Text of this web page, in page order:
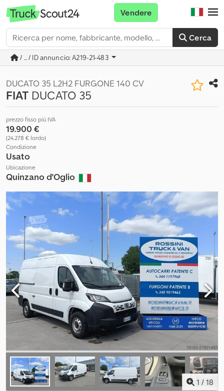
Cerca
Vendere
/ ... / ID annuncio: A219-21-483
DUCATO 35 L2H2 FURGONE 140 CV
FIAT DUCATO 35
prezzo fisso più IVA
19.900 €
(24.278 € lordo)
Condizione
Usato
Ubicazione
Quinzano d'Oglio
1 / 18